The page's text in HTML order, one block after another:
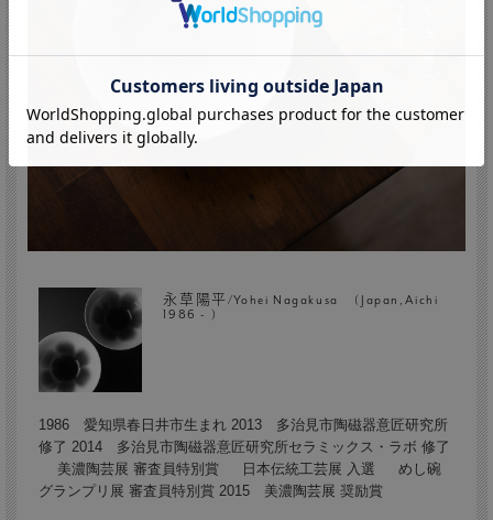
永草陽平/Yohei Nagakusa (Japan,Aichi
1986 - )
1986 愛知県春日井市生まれ 2013 多治見市陶磁器意匠研究所
修了 2014 多治見市陶磁器意匠研究所セラミックス・ラボ 修了
美濃陶芸展 審査員特別賞 日本伝統工芸展 入選 めし碗
グランプリ展 審査員特別賞 2015 美濃陶芸展 奨励賞